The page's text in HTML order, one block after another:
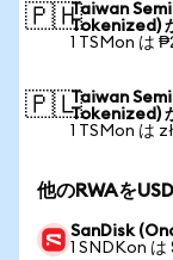
🇵🇭Taiwan
Tokenized)
1 TSMon は
🇵🇱Taiwan
Tokenized)
1 TSMon は
他のRWAを
SanDisk
1 SNDKon は